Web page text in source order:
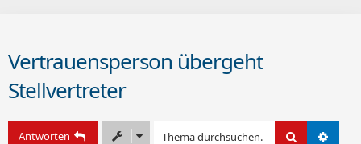
Vertrauensperson übergeht
Stellvertreter
Antworten Suche